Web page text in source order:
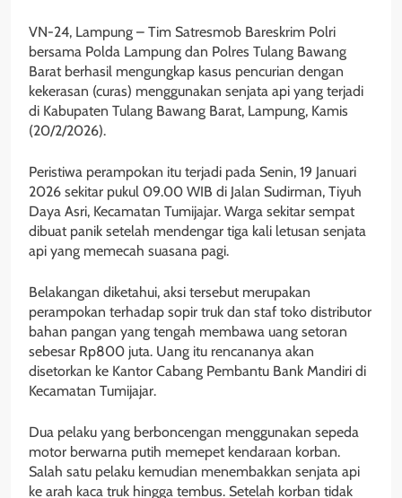
VN-24, Lampung – Tim Satresmob Bareskrim Polri
bersama Polda Lampung dan Polres Tulang Bawang
Barat berhasil mengungkap kasus pencurian dengan
kekerasan (curas) menggunakan senjata api yang terjadi
di Kabupaten Tulang Bawang Barat, Lampung, Kamis
(20/2/2026).
Peristiwa perampokan itu terjadi pada Senin, 19 Januari
2026 sekitar pukul 09.00 WIB di Jalan Sudirman, Tiyuh
Daya Asri, Kecamatan Tumijajar. Warga sekitar sempat
dibuat panik setelah mendengar tiga kali letusan senjata
api yang memecah suasana pagi.
Belakangan diketahui, aksi tersebut merupakan
perampokan terhadap sopir truk dan staf toko distributor
bahan pangan yang tengah membawa uang setoran
sebesar Rp800 juta. Uang itu rencananya akan
disetorkan ke Kantor Cabang Pembantu Bank Mandiri di
Kecamatan Tumijajar.
Dua pelaku yang berboncengan menggunakan sepeda
motor berwarna putih memepet kendaraan korban.
Salah satu pelaku kemudian menembakkan senjata api
ke arah kaca truk hingga tembus. Setelah korban tidak